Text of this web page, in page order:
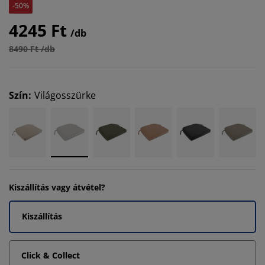
-50%
4245 Ft /db
8490 Ft /db
Szín: Világosszürke
Kiszállítás vagy átvétel?
Kiszállítás
Click & Collect